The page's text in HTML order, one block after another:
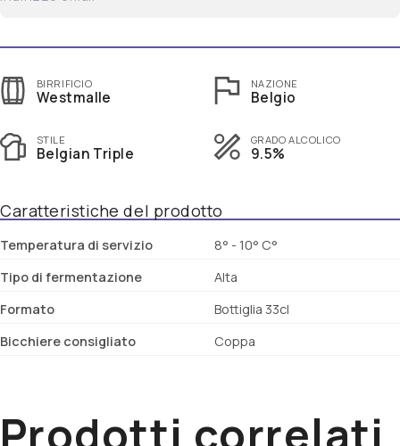
BIRRIFICIO
Westmalle
NAZIONE
Belgio
STILE
Belgian Triple
GRADO ALCOLICO
9.5%
Caratteristiche del prodotto
Temperatura di servizio
8° - 10° C°
Tipo di fermentazione
Alta
Formato
Bottiglia 33cl
Bicchiere consigliato
Coppa
Prodotti correlati